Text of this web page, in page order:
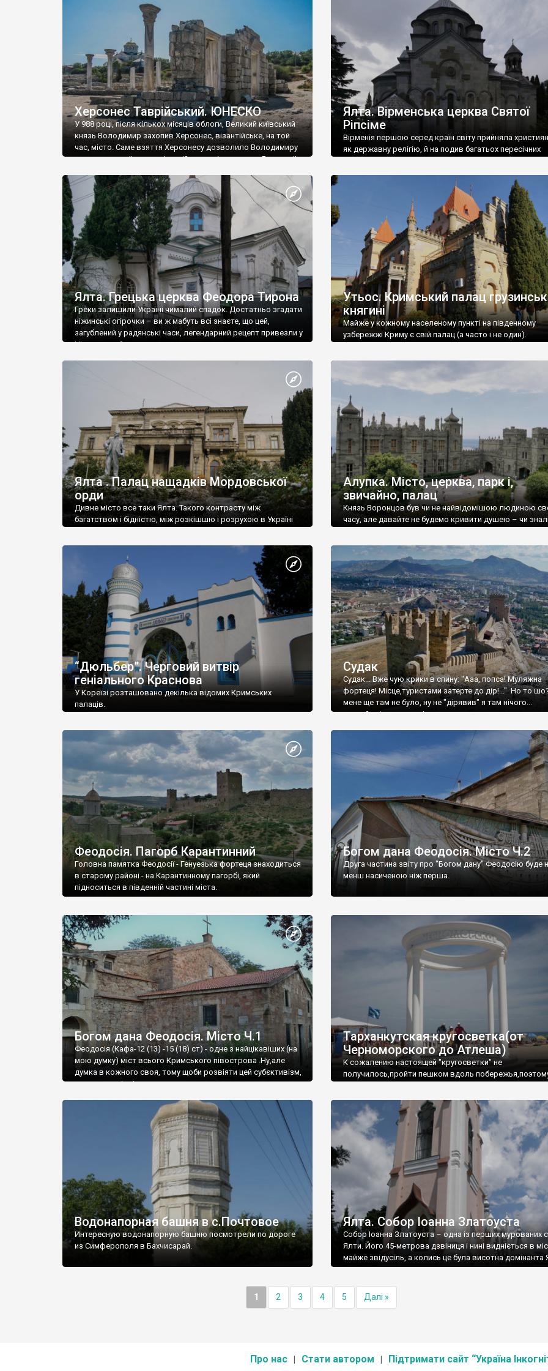
візантійської доби. Раритети викрадені з фондів об’єкту
культурної спадщини ЮНЕСКО «Херсонеса Таврійського».
Офіційно – на виставку «Золото Візантії», але експерти та
влада в Україні вважають це лише […]
називаються «повстяками» (postaki)…” “Вино. Крим
виробляє відмінне вино і його вдосталь: воно все
легке біле і дуже […]
Херсонес Таврійський. ЮНЕСКО
У 988 році, після кількох місяців облоги, Великий київський
князь Володимир захопив Херсонес, візантійське, на той
час, місто. Саме взяття Херсонесу дозволило Володимиру
диктувати свої умови візантійському імператору Василю ІІ,
Херсонесі Володимир-язичник, став Василем-
християнином. А потім було Хрещення Русі. На честь
Херсонесу Таврійського названо місто […]
Ялта. Вірменська церква Святої
Ріпсіме
Вірменія першою серед країн світу прийняла
як державну релігію, й на подив багатьох пересічних
Ялта. Грецька церква Феодора Тирона
Греки залишили Україні чималий спадок. Достатньо згадати
ніжинські огірочки – ви ж мабуть всі знаєте, що цей,
загублений у радянські часи, легендарний рецепт привезли у
Ніжин греки?
Утьос. Кримський палац
княгині
Майже у кожному населеному пункті на південному
узбережжі Криму є свій палац (а часто і не один).
Ялта . Палац нащадків Мордовської
орди
Дивне місто все таки Ялта. Такого контрасту між
багатством і бідністю, між розкішшю і розрухою в Україні
Алупка. Місто, церква, парк і,
звичайно, палац
Князь Воронцов був чи не найвідомішою людиною
часу, але давайте не будемо кривити душею – чи
“Дюльбер”. Черговий витвір
геніального Краснова
У Кореїзі розташовано декілька відомих Кримських
палаців.
Судак
Судак... Вже чую крики в спину: "Ааа, попса! Муляжна
фортеця! Місце,туристами затерте до дір!..." Но то
мене ще там не було, ну не "дірявив" я там нічого...
принаймні до цього літа.
Феодосія. Пагорб Карантинний
Головна памятка Феодосії - Генуезька фортеця знаходиться
в старому районі - на Карантинному пагорбі, який
підноситься в південній частині міста.
Богом дана Феодосія. Місто Ч.2
Друга частина звіту про "Богом дану" Феодосію буде
менш насиченою ніж перша.
Богом дана Феодосія. Місто Ч.1
Феодосія (Кафа-12 (13) -15 (18) ст) - одне з найцікавіших (на
мою думку) міст всього Кримського півострова .Ну,але
думка в кожного своя, тому щоби розвіяти цей субєктивізм,
запрошую відвідати це
Тарханкутская кругосветка(от
Черноморского до Атлеша)
К сожалению настоящей "кругосветки" не
получилось,пройти пешком вдоль
Водонапорная башня в с.Почтовое
Интересную водонапорную башню посмотрели по дороге
из Симферополя в Бахчисарай.
Ялта. Собор Іоанна Златоуста
Собор Іоанна Златоуста – одна із перших мурованих
Ялти. Його 45-метрова дзвіниця і нині видніється в
майже звідусіль, а колись це була висотна домінанта
1 2 3 4 5 Далі »
Про нас Стати автором Підтримати сайт “Україна